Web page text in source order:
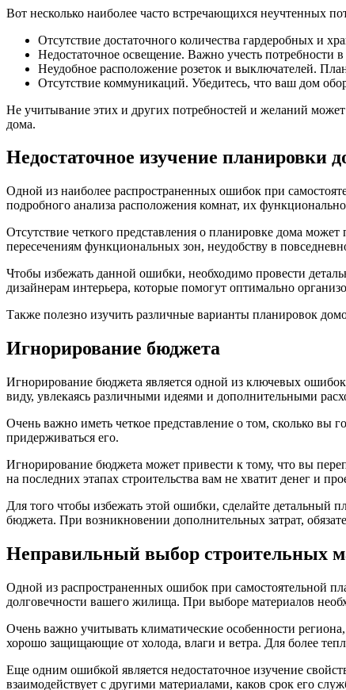
Вот несколько наиболее часто встречающихся неучтенных
Отсутствие достаточного количества гардеробных и
Недостаточное освещение. Важно учесть
Неудобное расположение розеток и выключателей.
Отсутствие коммуникаций. Убедитесь, что ваш дом
Не учитывание этих и других потребностей и желаний
дома.
Недостаточное изучение планировки
Одной из наиболее распространенных ошибок при
подробного анализа расположения комнат, их
Отсутствие четкого представления о планировке дома
пересечениям функциональных зон, неудобству в
Чтобы избежать данной ошибки, необходимо провести
дизайнерам интерьера, которые помогут оптимально
Также полезно изучить различные варианты планировок
Игнорирование бюджета
Игнорирование бюджета является одной из ключевых
виду, увлекаясь различными идеями и дополнительными
Очень важно иметь четкое представление о том, сколько вы
придерживаться его.
Игнорирование бюджета может привести к тому, что вы
на последних этапах строительства вам не хватит денег и
Для того чтобы избежать этой ошибки, сделайте детальный
бюджета. При возникновении дополнительных затрат,
Неправильный выбор строительных
Одной из распространенных ошибок при самостоятельной
долговечности вашего жилища. При выборе материалов
Очень важно учитывать климатические особенности
хорошо защищающие от холода, влаги и ветра. Для более
Еще одним ошибкой является недостаточное изучение
взаимодействует с другими материалами, каков срок его